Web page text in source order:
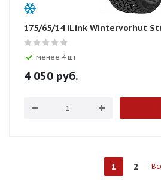
175/65/14 iLink Wintervorhut
менее 4 шт
4 050 руб.
1 2